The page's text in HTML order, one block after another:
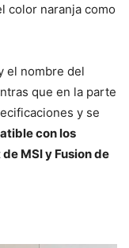
color naranja como
el nombre del
que en la parte
y se
con los
MSI y Fusion de